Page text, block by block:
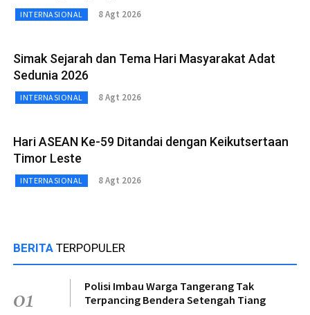
INTERNASIONAL 8 Agt 2026
Simak Sejarah dan Tema Hari Masyarakat Adat
Sedunia 2026
INTERNASIONAL 8 Agt 2026
Hari ASEAN Ke-59 Ditandai dengan Keikutsertaan
Timor Leste
INTERNASIONAL 8 Agt 2026
BERITA TERPOPULER
01
Polisi Imbau Warga Tangerang Tak
Terpancing Bendera Setengah Tiang